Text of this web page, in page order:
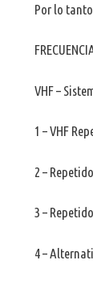
Por lo
VHF –
1 – VHF
2 –
3 –
4 –